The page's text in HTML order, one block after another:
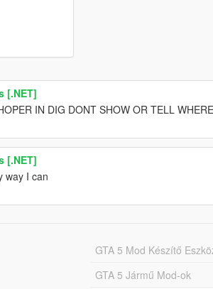
[.NET]
IN DIG DONT SHOW OR TELL
[.NET]
way I can
GTA 5 Mod Készítő
GTA 5 Jármű Mod-ok